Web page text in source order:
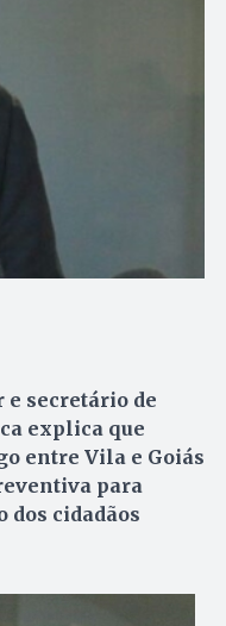
secretário de
explica que
entre Vila e Goiás
para
dos cidadãos